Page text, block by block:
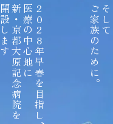
そして
ご家族のために
。
2
0
2
8
年早春を目指し、
医療の中心地に
新・京都大原記念病院を
開設します